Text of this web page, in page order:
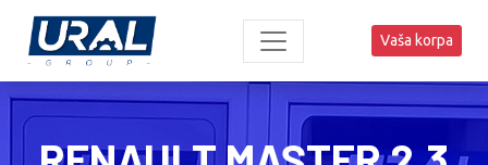
Vaša korpa